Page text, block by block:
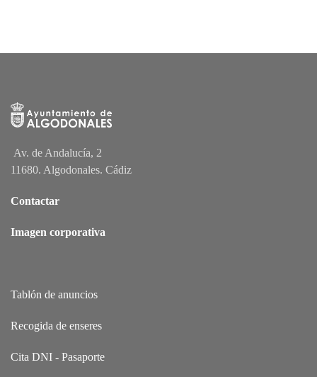
Av. de Andalucía, 2
11680. Algodonales. Cádiz
Contactar
Imagen corporativa
Tablón de anuncios
Recogida de enseres
Cita DNI - Pasaporte